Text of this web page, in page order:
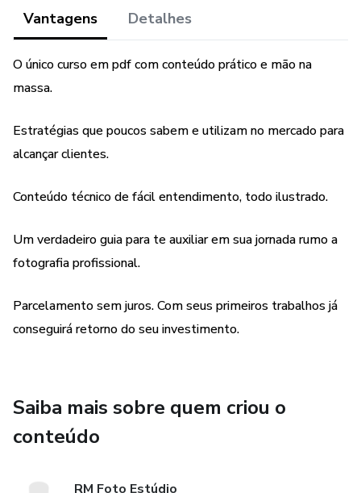
Seguindo. o passo a passo deste e-book, em poucos
meses já vai estar realizando seus primeiros trabalhos. Não
Vantagens Detalhes
O único curso em pdf com conteúdo prático e mão na
massa.
Estratégias que poucos sabem e utilizam no mercado para
alcançar clientes.
Conteúdo técnico de fácil entendimento, todo ilustrado.
Um verdadeiro guia para te auxiliar em sua jornada rumo a
fotografia profissional.
Parcelamento sem juros. Com seus primeiros trabalhos já
conseguirá retorno do seu investimento.
Saiba mais sobre quem criou o
conteúdo
RM Foto Estúdio